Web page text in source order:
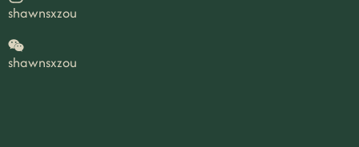
shawnsxzou
shawnsxzou